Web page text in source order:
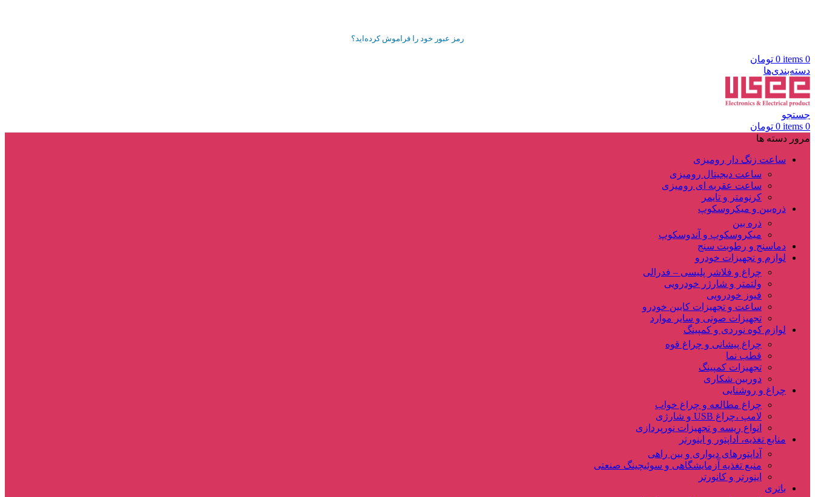
رمز عبور خود را فراموش کرده‌اید؟
0
items
0 تومان
دسته‌بندی‌ها
جستجو
0
items
0 تومان
مرور دسته ها
ساعت زنگ دار رومیزی
ساعت دیجیتال رومیزی
ساعت عقربه ای رومیزی
کرنومتر و تایمر
ذره‌بین و میکروسکوپ
ذره بین
میکروسکوپ و آندوسکوپ
دماسنج و رطوبت سنج
لوازم و تجهیزات خودرو
چراغ و فلاشر پلیسی – فدرالی
ولتمتر و شارژر خودرویی
فیوز خودرویی
ساعت و تجهیزات کابین خودرو
تجهیزات صوتی و سایر موارد
لوازم کوه نوردی و کمپینگ
چراغ پیشانی و چراغ قوه
قطب نما
تجهیزات کمپینگ
دوربین شکاری
چراغ و روشنایی
چراغ مطالعه و چراغ خواب
لامپ ،چراغ USB و شارژی
انواع ریسه و تجهیزات نورپردازی
منابع تغذیه، آداپتور و اینورتر
آداپتورهای دیواری و بین راهی
منبع تغذیه آزمایشگاهی و سوئیچینگ صنعتی
اینورتر و کانورتر
باتری